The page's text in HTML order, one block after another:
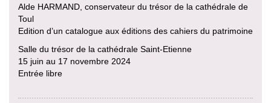
Alde HARMAND, conservateur du trésor de la cathédrale de
Toul
Edition d’un catalogue aux éditions des cahiers du patrimoine
Salle du trésor de la cathédrale Saint-Etienne
15 juin au 17 novembre 2024
Entrée libre